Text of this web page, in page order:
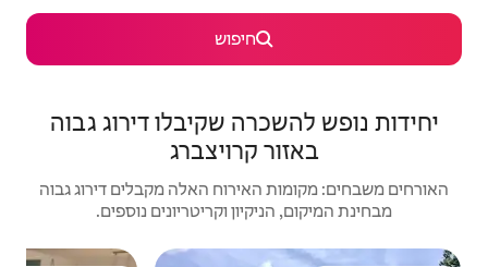
שקיבלו דירוג גבוה
האלה מקבלים דירוג גבוה
וקריטריונים נוספים.